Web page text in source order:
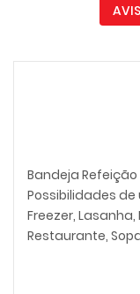
Bandeja Refeição
Possibilidades de
Freezer,
Restaurante,